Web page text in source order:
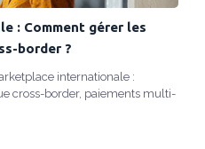
: Comment gérer les
border ?
internationale :
cross-border, paiements multi-